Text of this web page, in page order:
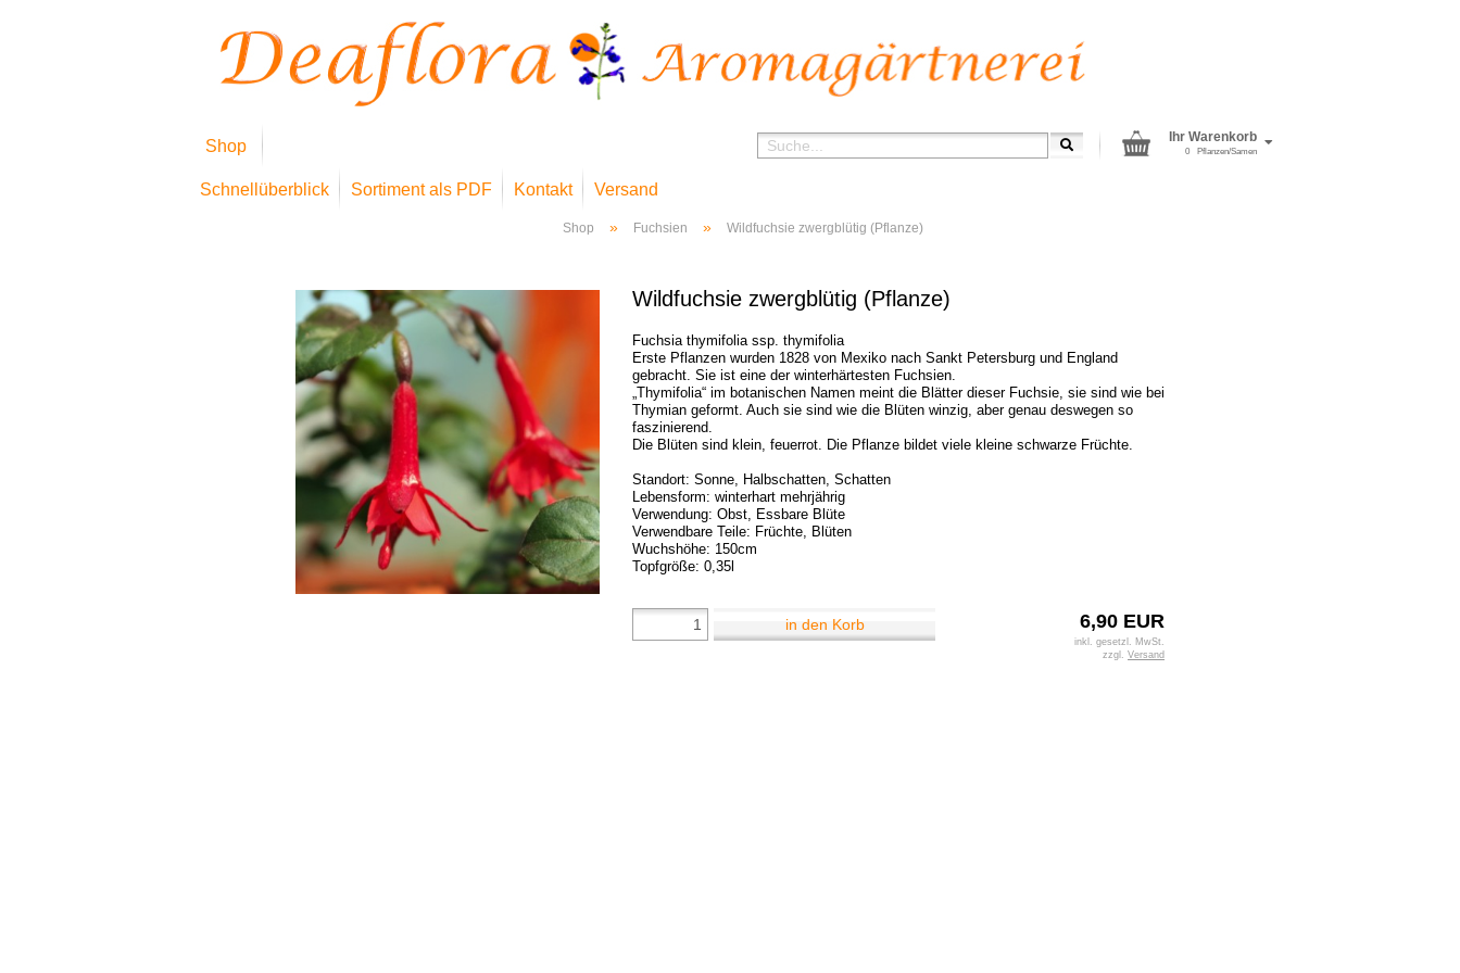
Shop
Schnellüberblick Sortiment als PDF Kontakt Versand
Ihr Warenkorb
Pflanzen/Samen
0
Shop » Fuchsien » Wildfuchsie zwergblütig (Pflanze)
Wildfuchsie zwergblütig (Pflanze)
Fuchsia thymifolia ssp. thymifolia
Erste Pflanzen wurden 1828 von Mexiko nach Sankt Petersburg und England
gebracht. Sie ist eine der winterhärtesten Fuchsien.
„Thymifolia“ im botanischen Namen meint die Blätter dieser Fuchsie, sie sind wie bei
Thymian geformt. Auch sie sind wie die Blüten winzig, aber genau deswegen so
faszinierend.
Die Blüten sind klein, feuerrot. Die Pflanze bildet viele kleine schwarze Früchte.
Standort: Sonne, Halbschatten, Schatten
Lebensform: winterhart mehrjährig
Verwendung: Obst, Essbare Blüte
Verwendbare Teile: Früchte, Blüten
Wuchshöhe: 150cm
Topfgröße: 0,35l
6,90 EUR
inkl. gesetzl. MwSt.
zzgl. Versand
in den Korb